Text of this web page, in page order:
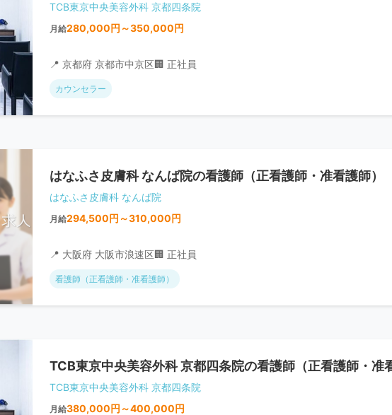
TCB東京中央美容外科 京都四条院
月給280,000円～350,000円
📍 京都府 京都市中京区🏢 正社員
カウンセラー
はなふさ皮膚科 なんば院の看護師（正看護師・准看護師）
はなふさ皮膚科 なんば院
月給294,500円～310,000円
📍 大阪府 大阪市浪速区🏢 正社員
看護師（正看護師・准看護師）
TCB東京中央美容外科 京都四条院の看護師（正看護師・准
TCB東京中央美容外科 京都四条院
月給380,000円～400,000円